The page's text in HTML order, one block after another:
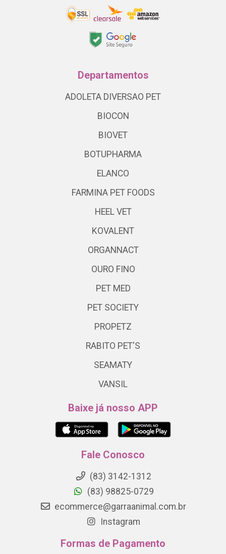
Departamentos
ADOLETA DIVERSAO PET
BIOCON
BIOVET
BOTUPHARMA
ELANCO
FARMINA PET FOODS
HEEL VET
KOVALENT
ORGANNACT
OURO FINO
PET MED
PET SOCIETY
PROPETZ
RABITO PET'S
SEAMATY
VANSIL
Baixe já nosso APP
Fale Conosco
(83) 3142-1312
(83) 98825-0729
ecommerce@garraanimal.com.br
Instagram
Formas de Pagamento